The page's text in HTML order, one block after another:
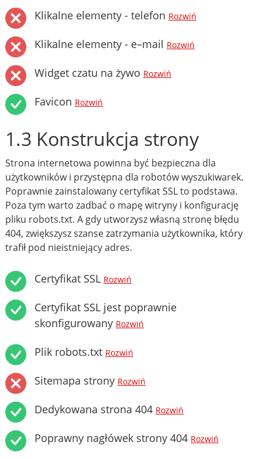
Klikalne elementy - telefon Rozwiń
Klikalne elementy - e–mail Rozwiń
Widget czatu na żywo Rozwiń
Favicon Rozwiń
1.3 Konstrukcja strony
Strona internetowa powinna być bezpieczna dla
użytkowników i przystępna dla robotów wyszukiwarek.
Poprawnie zainstalowany certyfikat SSL to podstawa.
Poza tym warto zadbać o mapę witryny i konfigurację
pliku robots.txt. A gdy utworzysz własną stronę błędu
404, zwiększysz szanse zatrzymania użytkownika, który
trafił pod nieistniejący adres.
Certyfikat SSL Rozwiń
Certyfikat SSL jest poprawnie
skonfigurowany Rozwiń
Plik robots.txt Rozwiń
Sitemapa strony Rozwiń
Dedykowana strona 404 Rozwiń
Poprawny nagłówek strony 404 Rozwiń